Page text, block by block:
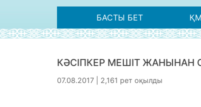
БАСТЫ БЕТ
КӘСІПКЕР МЕШІТ
07.08.2017 | 2,161 рет оқылды